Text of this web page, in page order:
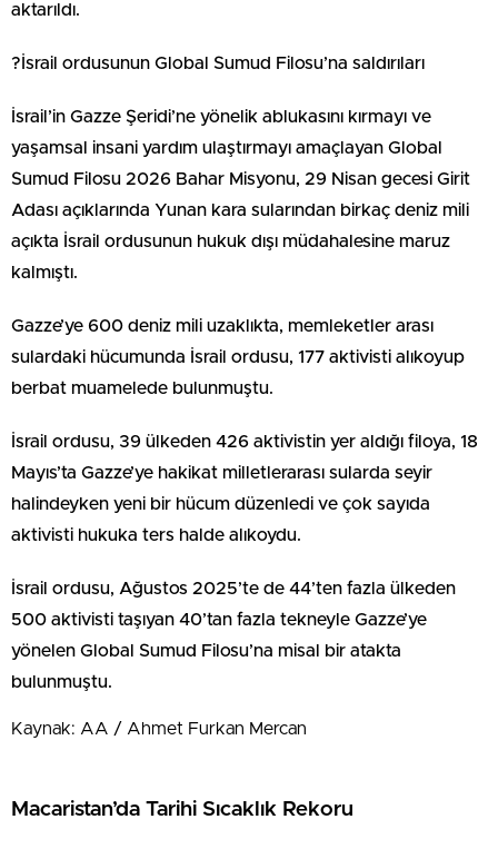
aktarıldı.
?İsrail ordusunun Global Sumud Filosu’na saldırıları
İsrail’in Gazze Şeridi’ne yönelik ablukasını kırmayı ve
yaşamsal insani yardım ulaştırmayı amaçlayan Global
Sumud Filosu 2026 Bahar Misyonu, 29 Nisan gecesi Girit
Adası açıklarında Yunan kara sularından birkaç deniz mili
açıkta İsrail ordusunun hukuk dışı müdahalesine maruz
kalmıştı.
Gazze’ye 600 deniz mili uzaklıkta, memleketler arası
sulardaki hücumunda İsrail ordusu, 177 aktivisti alıkoyup
berbat muamelede bulunmuştu.
İsrail ordusu, 39 ülkeden 426 aktivistin yer aldığı filoya, 18
Mayıs’ta Gazze’ye hakikat milletlerarası sularda seyir
halindeyken yeni bir hücum düzenledi ve çok sayıda
aktivisti hukuka ters halde alıkoydu.
İsrail ordusu, Ağustos 2025’te de 44’ten fazla ülkeden
500 aktivisti taşıyan 40’tan fazla tekneyle Gazze’ye
yönelen Global Sumud Filosu’na misal bir atakta
bulunmuştu.
Kaynak: AA / Ahmet Furkan Mercan
Macaristan’da Tarihi Sıcaklık Rekoru